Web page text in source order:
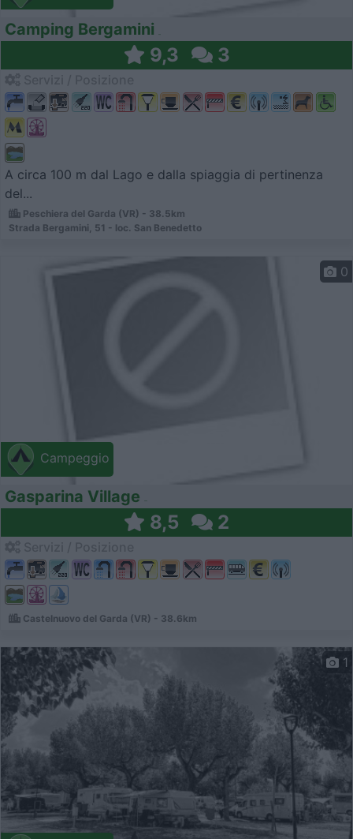
Camping Bergamini
9,3 3
A circa 100 m dal Lago e dalla spiaggia di pertinenza
del...
Peschiera del Garda (VR) - 38.5km
Strada Bergamini, 51 - loc. San Benedetto
Campeggio
0
Gasparina Village
8,5 2
Castelnuovo del Garda (VR) - 38.6km
1